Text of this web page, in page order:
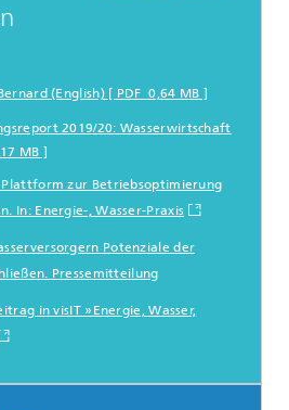
(English) [ PDF 0,64 MB ]
2019/20: Wasserwirtschaft
MB ]
zur Betriebsoptimierung
In: Energie-, Wasser-Praxis
Potenziale der
Pressemitteilung
in visIT »Energie, Wasser,